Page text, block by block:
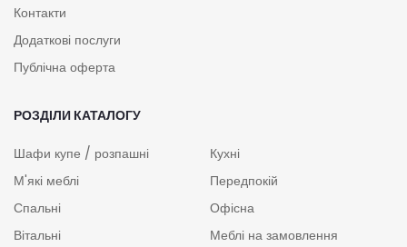
Контакти
Додаткові послуги
Публічна оферта
РОЗДІЛИ КАТАЛОГУ
Шафи купе / розпашні
М'які меблі
Спальні
Вітальні
Кухні
Передпокій
Офісна
Меблі на замовлення